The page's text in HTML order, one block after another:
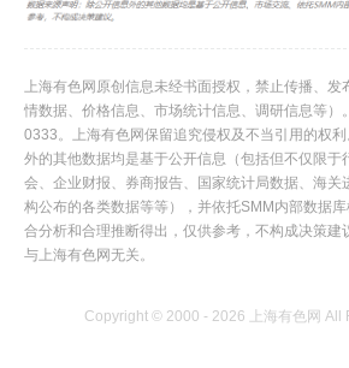
上海有色网原创信息未经书面授权，禁止传播、
情数据、价格信息、市场统计信息、调研信息等）
0333。上海有色网保留追究侵权及不当引用的权
外的其他数据均是基于公开信息（包括但不仅限于
会、企业财报、券商报告、国家统计局数据、海关
构公布的各类数据等等），并依托SMM内部数据
合分析和合理推断得出，仅供参考，不构成决策建
与上海有色网无关。
Copyright © 2000 - 2026 上海有色网 All